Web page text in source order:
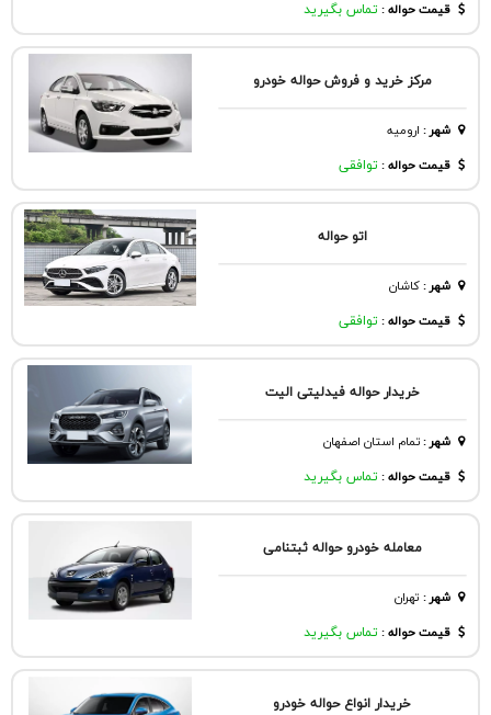
قیمت حواله : تماس بگیرید
مرکز خرید و فروش حواله خودرو
شهر: اروميه
قیمت حواله : توافقی
اتو حواله
شهر:كاشان
قیمت حواله : توافقی
خریدار حواله فیدلیتی الیت
شهر:تمام استان اصفهان
قیمت حواله : تماس بگیرید
معامله خودرو حواله ثبتنامی
شهر: تهران
قیمت حواله : تماس بگیرید
خریدار انواع حواله خودرو